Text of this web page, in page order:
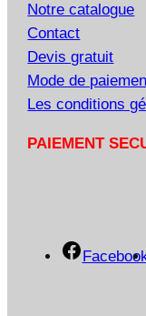
Notre catalogue
Contact
Devis gratuit
Mode de
Les conditions
PAIEMENT